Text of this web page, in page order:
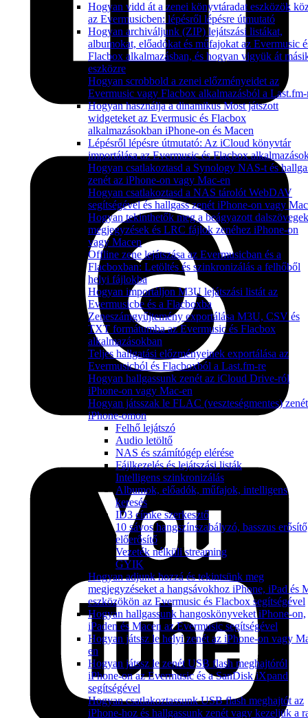
Hogyan vidd át a zenei könyvtáradat eszközök
az Evermusicben: lépésről lépésre útmutató
Hogyan archiváljunk (ZIP) lejátszási listákat,
albumokat, előadókat és műfajokat az Evermusic
Flacbox alkalmazásban, és hogyan vigyük át
eszközre
Hogyan scrobbold a zenei előzményeidet az
Evermusic vagy Flacbox alkalmazásból a Last.fm-
Hogyan használja a dinamikus Most játszott
widgeteket az Evermusic és Flacbox
alkalmazásokban iPhone-on és Macen
Lépésről lépésre útmutató: Az iCloud könyvtár
importálása az Evermusic és Flacbox
Hogyan csatlakoztasd a Synology NAS-t és
zenét az iPhone-on vagy Mac-en
Hogyan csatlakoztasd a NAS tárolót WebDAV
segítségével és hallgass zenét iPhone-on vagy
Hogyan tekinthetők meg a beágyazott
megjegyzések és LRC fájlok zenéhez iPhone-on
vagy Macen
Offline zene lejátszása az Evermusicban és a
Flacboxban: Letöltés és szinkronizálás a felhőből
helyi fájlokba
Hogyan importáljon M3U lejátszási listát az
Evermusicbe és a Flacboxba
Zeneszámgyűjtemény exportálása M3U, CSV és
TXT formátumba az Evermusic és Flacbox
alkalmazásokban
Teljes hallgatási előzményeinek exportálása az
Evermusicból és Flacboxból a Last.fm-re
Hogyan hallgassunk zenét az iCloud Drive-ról
iPhone-on vagy Mac-en
Hogyan játsszak le FLAC (veszteségmentes)
iPhone-omon
Felhő lejátszó
Audio letöltő
NAS és számítógép elérése
Fájlkezelés és lejátszási listák
Intelligens szinkronizálás
Albumok, előadók, műfajok, intelligens
keresés
ID3 címke szerkesztő
10 sávos hangszínszabályzó, basszus
előerősítő
Vezeték nélküli streaming
GYIK
Hogyan adjunk hozzá és tekintsünk meg
megjegyzéseket a hangsávokhoz iPhone, iPad és
eszközökön az Evermusic és Flacbox segítségével
Hogyan hallgassunk hangoskönyveket iPhone-on,
iPaden és Macen az Evermusic segítségével
Hogyan játssz le helyi zenét az iPhone-on vagy
en
Hogyan játssz le zenét USB flash meghajtóról
iPhone-on az Evermusic és a SanDisk iXpand
segítségével
Hogyan csatlakoztassunk USB flash meghajtót az
iPhone-hoz és hallgassunk zenét vagy kezeljük a